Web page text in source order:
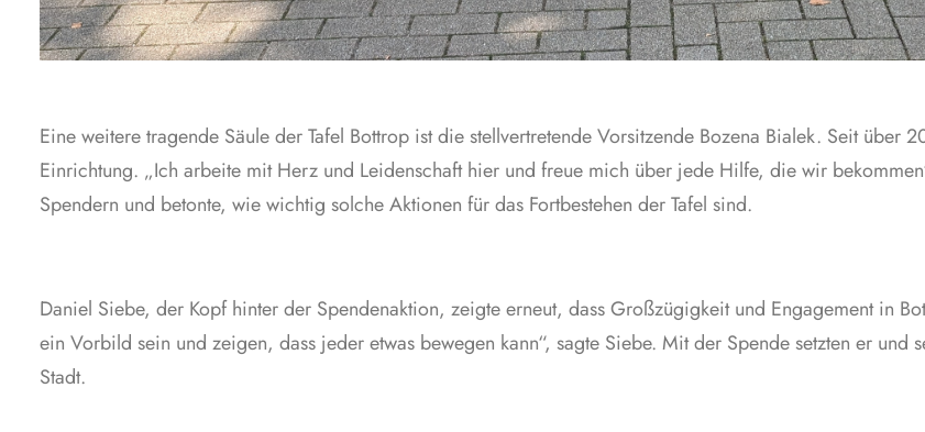
Eine weitere tragende Säule der Tafel Bottrop ist die stellvertretende Vorsitzende Bozena Bialek. Seit über
Einrichtung. „Ich arbeite mit Herz und Leidenschaft hier und freue mich über jede Hilfe, die wir
Spendern und betonte, wie wichtig solche Aktionen für das Fortbestehen der Tafel sind.
Daniel Siebe, der Kopf hinter der Spendenaktion, zeigte erneut, dass Großzügigkeit und Engagement in
ein Vorbild sein und zeigen, dass jeder etwas bewegen kann“, sagte Siebe. Mit der Spende setzten er
Stadt.